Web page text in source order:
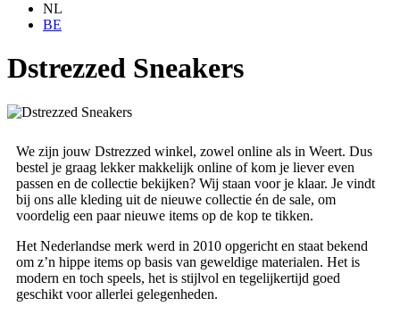
NL
BE
Dstrezzed Sneakers
We zijn jouw Dstrezzed winkel, zowel online als in Weert. Dus
bestel je graag lekker makkelijk online of kom je liever even
passen en de collectie bekijken? Wij staan voor je klaar. Je vindt
bij ons alle kleding uit de nieuwe collectie én de sale, om
voordelig een paar nieuwe items op de kop te tikken.
Het Nederlandse merk werd in 2010 opgericht en staat bekend
om z’n hippe items op basis van geweldige materialen. Het is
modern en toch speels, het is stijlvol en tegelijkertijd goed
geschikt voor allerlei gelegenheden.